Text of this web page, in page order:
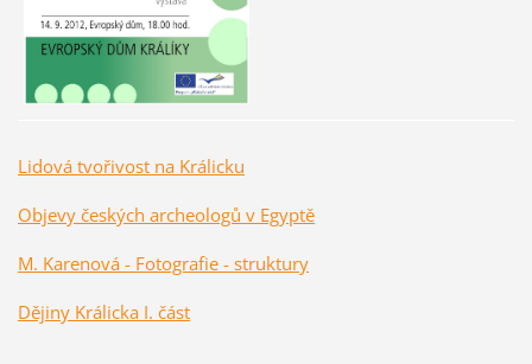
Lidová tvořivost na Králicku
Objevy českých archeologů v Egyptě
M. Karenová - Fotografie - struktury
Dějiny Králicka I. část